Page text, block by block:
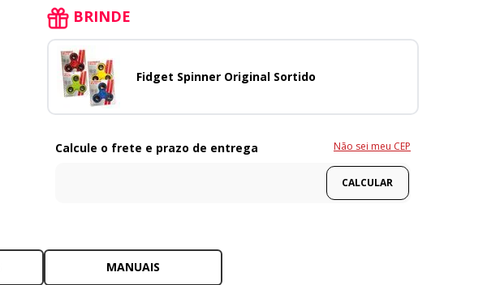
BRINDE
Fidget Spinner Original Sortido
Não sei meu CEP
MANUAIS